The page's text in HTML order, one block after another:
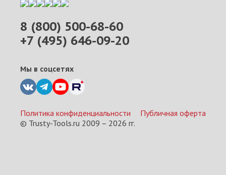
8 (800) 500-68-60
+7 (495) 646-09-20
Мы в соцсетях
Политика конфиденциальности
Публичная оферта
© Trusty-Tools.ru 2009 – 2026 гг.